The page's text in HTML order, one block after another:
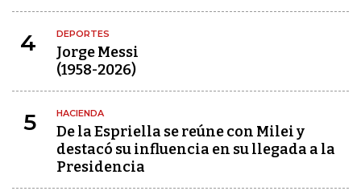
4 DEPORTES
Jorge Messi
(1958-2026)
5 HACIENDA
De la Espriella se reúne con Milei y
destacó su influencia en su llegada a la
Presidencia